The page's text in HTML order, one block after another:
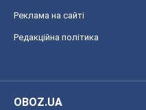
Реклама на сайті
Редакційна політика
OBOZ.UA